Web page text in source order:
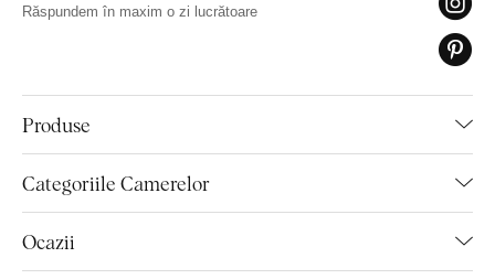
Produse
Categoriile Camerelor
Ocazii
Răspundem în maxim o zi lucrătoare